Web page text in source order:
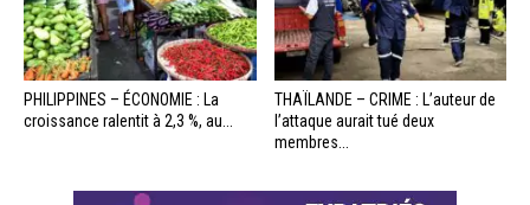
PHILIPPINES – ÉCONOMIE : La
croissance ralentit à 2,3 %, au...
THAÏLANDE – CRIME : L’auteur de
l’attaque aurait tué deux
membres...